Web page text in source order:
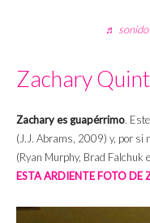
♬ sonido
Zachary
Zachary es guapérrimo.
(J.J. Abrams, 2009) y, por si
(Ryan Murphy, Brad Falchuk
ESTA ARDIENTE FOTO DE